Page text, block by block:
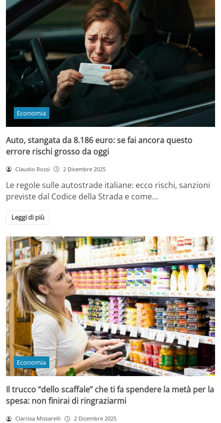
Economia
Auto, stangata da 8.186 euro: se fai ancora questo
errore rischi grosso da oggi
Claudio Rossi 2 Dicembre 2025
Le regole sulle autostrade italiane: ecco rischi, sanzioni
previste dal Codice della Strada e come…
Leggi di più
Economia
Il trucco “dello scaffale” che ti fa spendere la metà per la
spesa: non finirai di ringraziarmi
Clarissa Missarelli 2 Dicembre 2025